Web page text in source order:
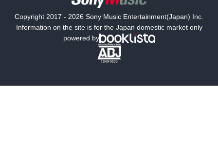
海外小説
ミステリー SF
文学
Copyright 2017 - 2026 Sony Music Entertainment(Japan) Inc.
Information on the site is for the Japan domestic market only
powered by